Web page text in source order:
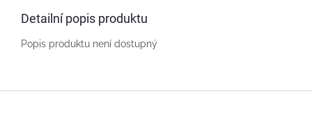
Detailní popis produktu
Popis produktu není dostupný